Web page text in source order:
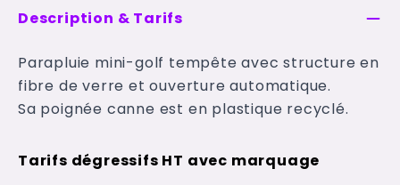
Description & Tarifs
Parapluie mini-golf tempête avec structure en
fibre de verre et ouverture automatique.
Sa poignée canne est en plastique recyclé.
Tarifs dégressifs HT avec marquage